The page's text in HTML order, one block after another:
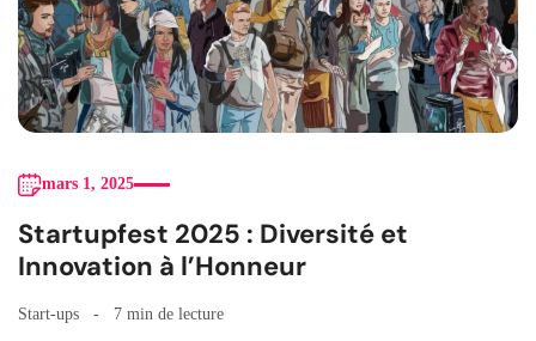
mars 1, 2025
Startupfest 2025 : Diversité et
Innovation à l’Honneur
Start-ups 7 min de lecture